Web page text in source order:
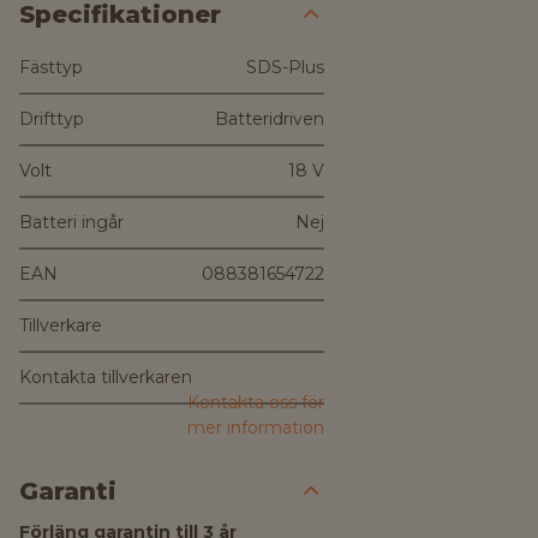
Specifikationer
Fästtyp SDS-Plus
Drifttyp Batteridriven
Volt 18 V
Batteri ingår Nej
EAN 088381654722
Tillverkare
Kontakta tillverkaren
Kontakta oss för
mer information
Garanti
Förläng garantin till 3 år